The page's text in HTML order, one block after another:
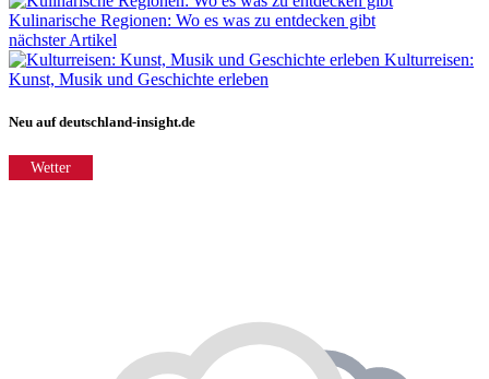
Kulinarische Regionen: Wo es was zu entdecken gibt
nächster Artikel
Kulturreisen:
Kunst, Musik und Geschichte erleben
Neu auf deutschland-insight.de
Wetter